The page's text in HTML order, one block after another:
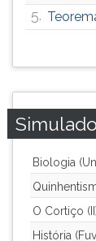
5.
Biologia
O Cortiço
História